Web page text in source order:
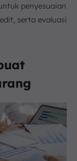
penyesuaian
serta evaluasi